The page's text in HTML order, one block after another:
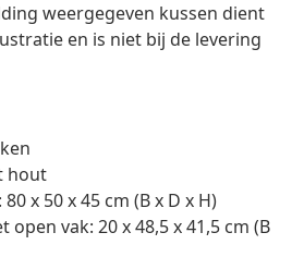
weergegeven kussen dient
en is niet bij de levering
hout
x 50 x 45 cm (B x D x H)
vak: 20 x 48,5 x 41,5 cm (B